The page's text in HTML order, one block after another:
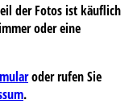
der Fotos ist käuflich
oder eine
oder rufen Sie
.